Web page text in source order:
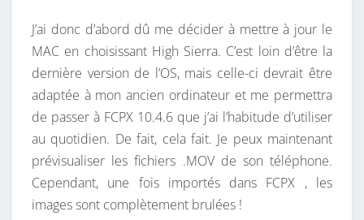
M
E
D
E
V
I
D
É
O
J’ai donc d’abord dû me décider à mettre à jour le
MAC en choisissant High Sierra. C’est loin d’être la
dernière version de l’OS, mais celle-ci devrait être
adaptée à mon ancien ordinateur et me permettra
de passer à FCPX 10.4.6 que j’ai l’habitude d’utiliser
au quotidien. De fait, cela fait. Je peux maintenant
prévisualiser les fichiers .MOV de son téléphone.
Cependant, une fois importés dans FCPX , les
images sont complètement brulées !